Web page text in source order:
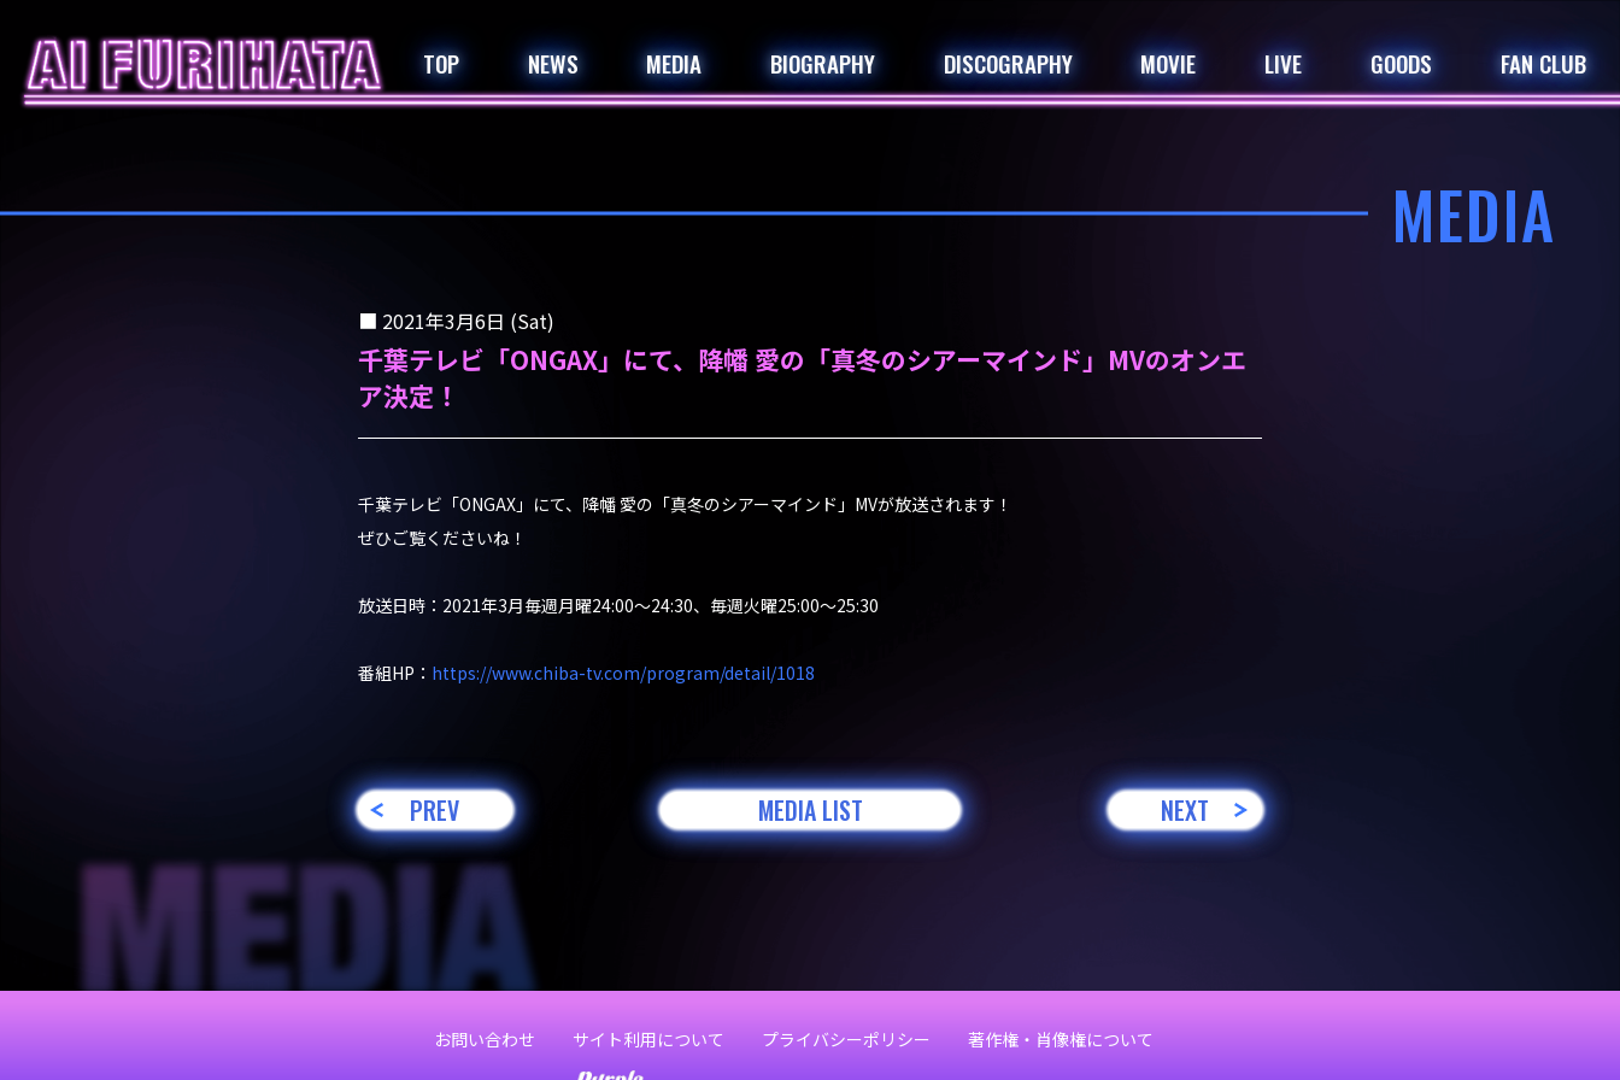
TOP NEWS MEDIA BIOGRAPHY DISCOGRAPHY MOVIE LIVE GOODS FAN CLUB
MEDIA
2021年3月6日 (Sat)
千葉テレビ「ONGAX」にて、降幡 愛の「真冬のシアーマインド」MVのオンエ
ア決定！
千葉テレビ「ONGAX」にて、降幡 愛の「真冬のシアーマインド」MVが放送されます！
ぜひご覧くださいね！
放送日時：2021年3月毎週月曜24:00～24:30、毎週火曜25:00〜25:30
番組HP： https://www.chiba-tv.com/program/detail/1018
PREV MEDIA LIST NEXT
お問い合わせ サイト利用について プライバシーポリシー 著作権・肖像権について